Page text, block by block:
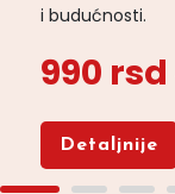
i budućnosti.
990 rsd
Detaljnije